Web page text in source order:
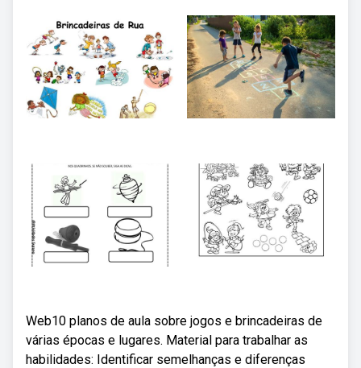
Web10 planos de aula sobre jogos e brincadeiras de
várias épocas e lugares. Material para trabalhar as
habilidades: Identificar semelhanças e diferenças